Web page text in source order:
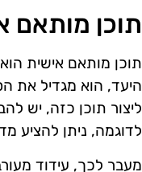
תוכן מותאם
תוכן מותאם אישית
היעד, הוא מגדיל את
ליצור תוכן כזה, יש
לדוגמה, ניתן להציע